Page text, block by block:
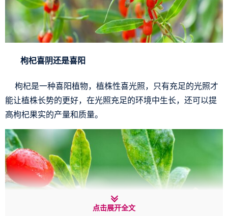
枸杞喜阴还是喜阳
枸杞是一种喜阳植物，植株性喜光照，只有充足的光照才
能让植株长势的更好，在光照充足的环境中生长，还可以提
高枸杞果实的产量和质量。
点击展开全文